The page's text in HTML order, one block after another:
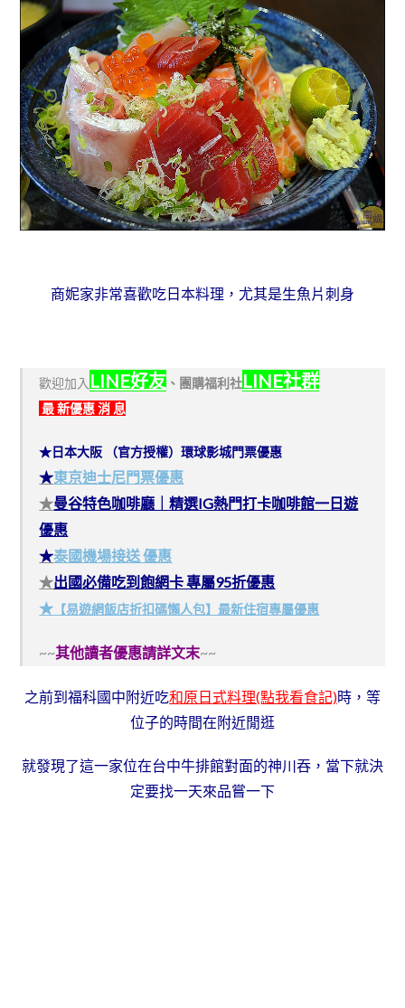
商妮家非常喜歡吃日本料理，尤其是生魚片刺身
歡迎加入 LINE好友 、 團購福利社LINE社群
最 新優惠 消 息
★日本大阪 （官方授權）環球影城門票優惠
★東京迪士尼門票優惠
★曼谷特色咖啡廳｜精選IG熱門打卡咖啡館一日遊
優惠
★泰國機場接送 優惠
★出國必備吃到飽網卡 專屬95折優惠
★ 【易遊網飯店折扣碼懶人包】最新住宿專屬優惠
~~其他讀者優惠請詳文末~~
之前到福科國中附近吃和原日式料理(點我看食記)時，等
位子的時間在附近閒逛
就發現了這一家位在台中牛排館對面的神川吞，當下就決
定要找一天來品嘗一下